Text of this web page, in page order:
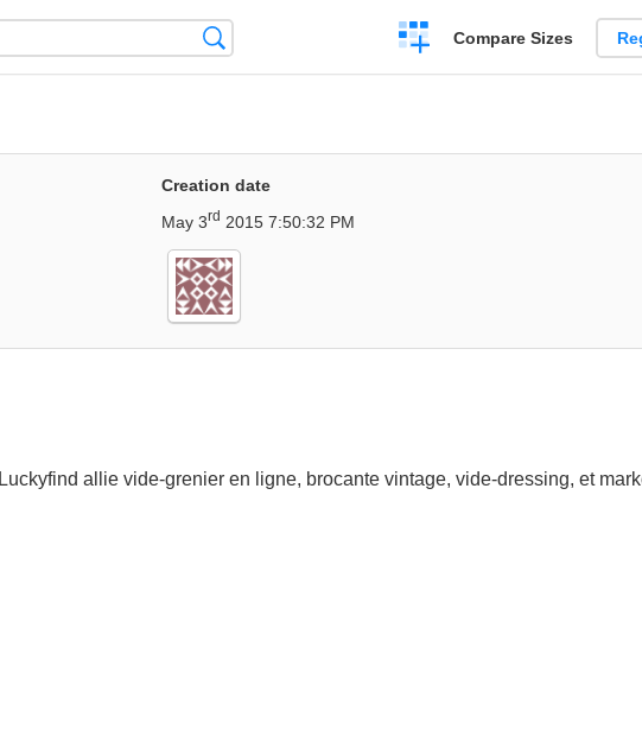
Create
a
Compare Sizes
Creation date
May 3rd 2015 7:50:32 PM
allie vide-grenier en ligne, brocante vintage, vide-dressing, et